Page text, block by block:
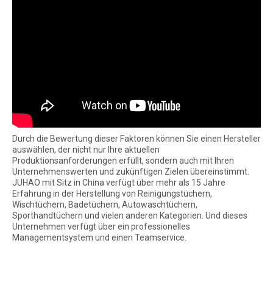
Durch die Bewertung dieser Faktoren können Sie einen Hersteller
auswählen, der nicht nur Ihre aktuellen
Produktionsanforderungen erfüllt, sondern auch mit Ihren
Unternehmenswerten und zukünftigen Zielen übereinstimmt.
JUHAO mit Sitz in China verfügt über mehr als 15 Jahre
Erfahrung in der Herstellung von Reinigungstüchern,
Wischtüchern, Badetüchern, Autowaschtüchern,
Sporthandtüchern und vielen anderen Kategorien. Und dieses
Unternehmen verfügt über ein professionelles
Managementsystem und einen Teamservice.